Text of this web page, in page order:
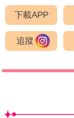
下載APP
追蹤